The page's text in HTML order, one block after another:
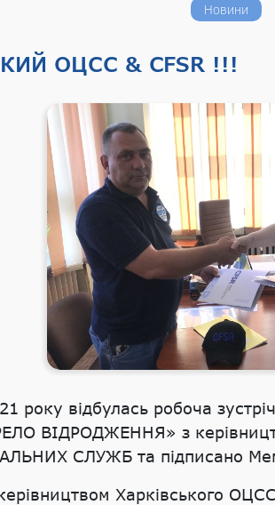
Новини
ОЦСС & CFSR !!!
року відбулась робоча
ВІДРОДЖЕННЯ» з
СЛУЖБ та підписано
керівництвом Харківського